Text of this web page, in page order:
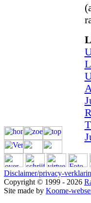
Disclaimer/privacy-
Copyright © 1999 - 2026
Site made by Koome-